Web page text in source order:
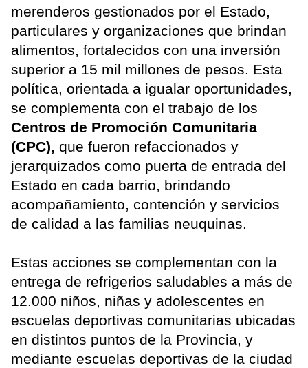
merenderos gestionados por el Estado,
particulares y organizaciones que brindan
alimentos, fortalecidos con una inversión
superior a 15 mil millones de pesos. Esta
política, orientada a igualar oportunidades,
se complementa con el trabajo de los
Centros de Promoción Comunitaria
(CPC), que fueron refaccionados y
jerarquizados como puerta de entrada del
Estado en cada barrio, brindando
acompañamiento, contención y servicios
de calidad a las familias neuquinas.
Estas acciones se complementan con la
entrega de refrigerios saludables a más de
12.000 niños, niñas y adolescentes en
escuelas deportivas comunitarias ubicadas
en distintos puntos de la Provincia, y
mediante escuelas deportivas de la ciudad